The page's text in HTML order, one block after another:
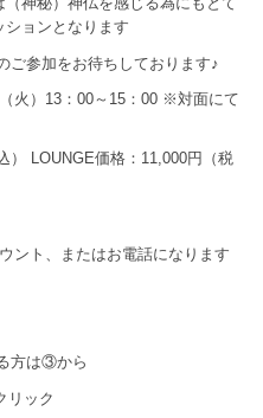
ションとなります
ご参加をお待ちしております♪
火）13：00～15：00 ※対面にて
） LOUNGE価格：11,000円（税
ント、またはお電話になります
方は③から
リック